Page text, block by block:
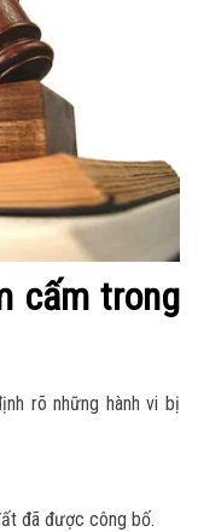
cấm trong
rõ những hành vi bị
đã được công bố.